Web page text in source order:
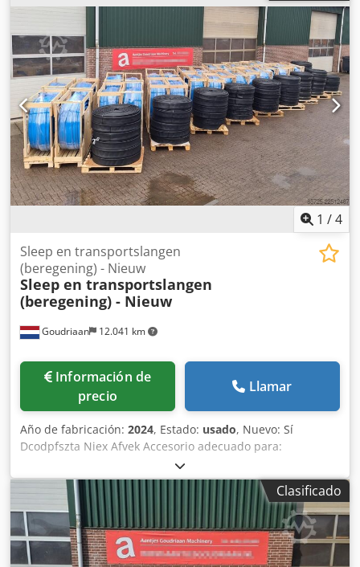
1 /4
Goudriaan 12.041 km
Sleep en transportslangen
(beregening) - Nieuw
Sleep en transportslangen
(beregening) - Nieuw
Información de
precio
Llamar
Año de fabricación: 2024, Estado: usado, Nuevo: Sí
Dcodpfszta Niex Afvek Accesorio adecuado para:
Clasificado